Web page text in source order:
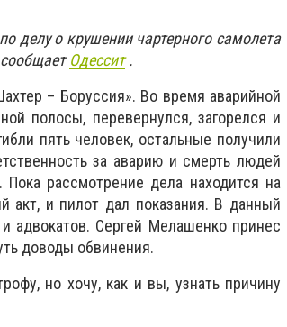
делу о крушении чартерного самолета
Одессит.
– Боруссия». Во время аварийной
полосы, перевернулся, загорелся и
пять человек, остальные получили
за аварию и смерть людей
рассмотрение дела находится на
акт, и пилот дал показания. В данный
адвокатов. Сергей Мелашенко принес
доводы обвинения.
но хочу, как и вы, узнать причину